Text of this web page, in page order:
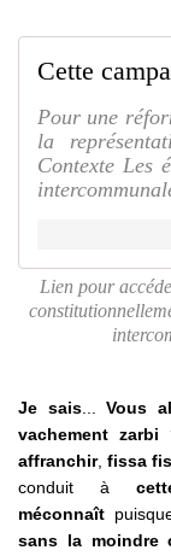
Cette
Pour une
la
Contexte Les
Lien pour
Je sais...Vous
vachement zarbi
affranchir,fissa
conduit à
méconnaît
sans la moindre